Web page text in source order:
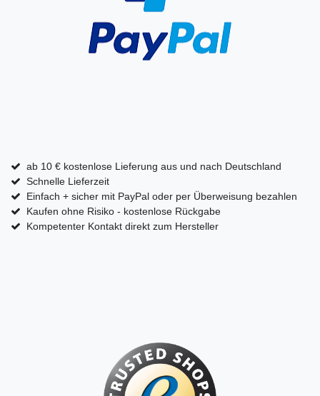
ab 10 € kostenlose Lieferung aus und nach Deutschland
Schnelle Lieferzeit
Einfach + sicher mit PayPal oder per Überweisung bezahlen
Kaufen ohne Risiko - kostenlose Rückgabe
Kompetenter Kontakt direkt zum Hersteller